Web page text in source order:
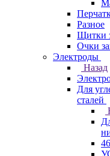
Разное
Щитки
Очки
Электроды
Назад
Для
сталей
46